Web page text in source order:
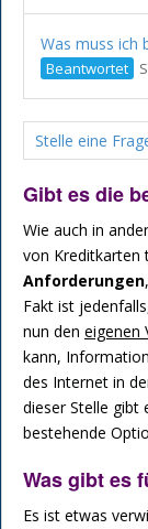
Was muss ich
Beantwortet
Stelle eine
Gibt es die
Wie auch in
von Kreditkarten
Anforderungen
Fakt ist
nun den eigenen
kann,
des Internet in
dieser Stelle gibt
bestehende
Was gibt es
Es ist etwas